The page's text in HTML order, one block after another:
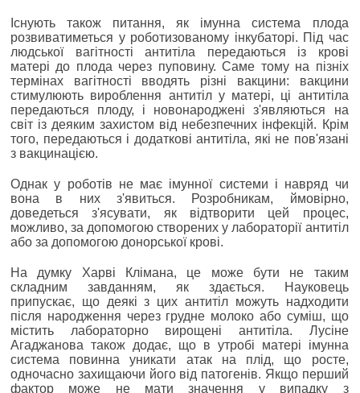
Існують також питання, як імунна система плода
розвиватиметься у роботизованому інкубаторі. Під час
людської вагітності антитіла передаються із крові
матері до плода через пуповину. Саме тому на пізніх
термінах вагітності вводять різні вакцини: вакцини
стимулюють вироблення антитіл у матері, ці антитіла
передаються плоду, і новонароджені з'являються на
світ із деяким захистом від небезпечних інфекцій. Крім
того, передаються і додаткові антитіла, які не пов'язані
з вакцинацією.
Однак у роботів не має імунної системи і навряд чи
вона в них з'явиться. Розробникам, ймовірно,
доведеться з'ясувати, як відтворити цей процес,
можливо, за допомогою створених у лабораторії антитіл
або за допомогою донорської крові.
На думку Харві Клімана, це може бути не таким
складним завданням, як здається. Науковець
припускає, що деякі з цих антитіл можуть надходити
після народження через грудне молоко або суміш, що
містить лабораторно вирощені антитіла. Лусіне
Агаджанова також додає, що в утробі матері імунна
система повинна уникати атак на плід, що росте,
одночасно захищаючи його від патогенів. Якщо перший
фактор може не мати значення у випадку з